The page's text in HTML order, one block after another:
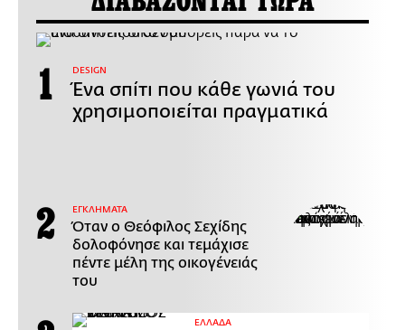
DESIGN
Ένα σπίτι που κάθε γωνιά του
χρησιμοποιείται πραγματικά
ΕΓΚΛΗΜΑΤΑ
Όταν ο Θεόφιλος Σεχίδης
δολοφόνησε και τεμάχισε
πέντε μέλη της οικογένειάς
του
ΕΛΛΑΔΑ